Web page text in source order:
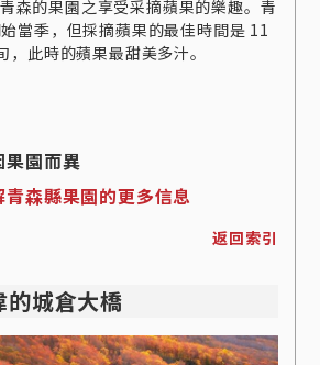
森的果園之享受采摘蘋果的樂趣。青
當季，但採摘蘋果的最佳時間是 11
，此時的蘋果最甜美多汁。
果園而異
森縣果園的更多信息
返回索引
城倉大橋